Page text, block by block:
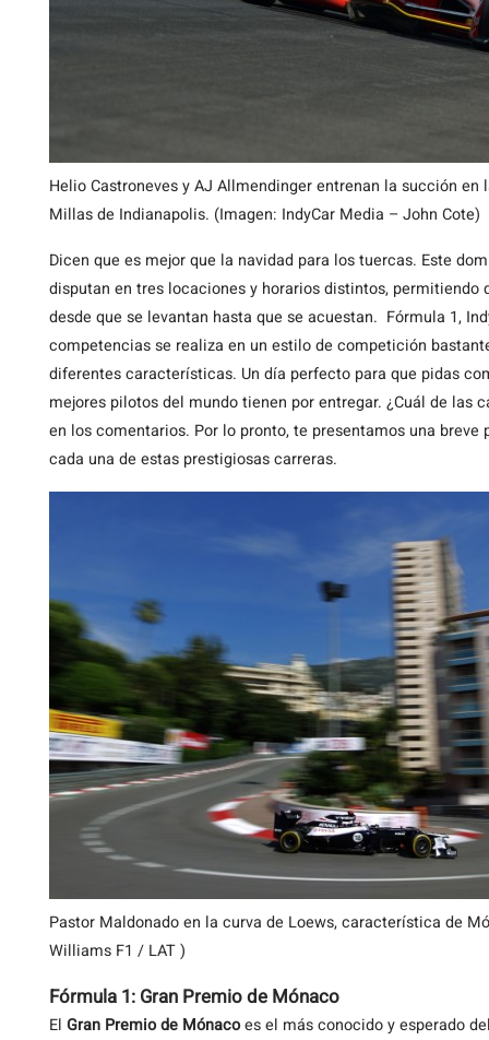
Helio Castroneves y AJ Allmendinger entrenan la succión en
Millas de Indianapolis. (Imagen: IndyCar Media – John Cote)
Dicen que es mejor que la navidad para los tuercas. Este
disputan en tres locaciones y horarios distintos,
desde que se levantan hasta que se acuestan. Fórmula 1,
competencias se realiza en un estilo de competición
diferentes características. Un día perfecto para que pidas
mejores pilotos del mundo tienen por entregar. ¿Cuál de las
en los comentarios. Por lo pronto, te presentamos una
cada una de estas prestigiosas carreras.
Pastor Maldonado en la curva de Loews, característica de
Williams F1 / LAT )
Fórmula 1: Gran Premio de Mónaco
El Gran Premio de Mónacoes el más conocido y esperado